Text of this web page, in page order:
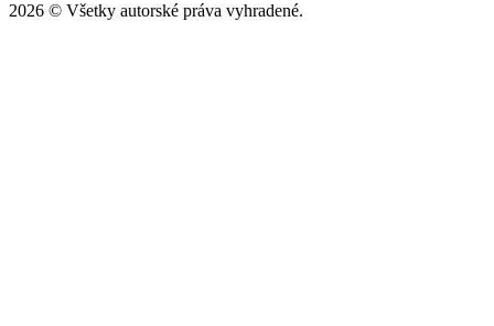
2026 © Všetky autorské práva vyhradené.